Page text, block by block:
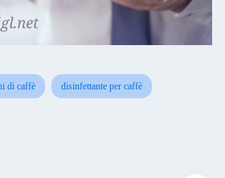
di caffè disinfettante per caffè